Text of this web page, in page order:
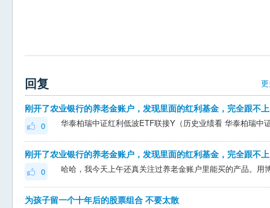
回复
0
0
为孩子留一个十年后的股票组合 不要太散